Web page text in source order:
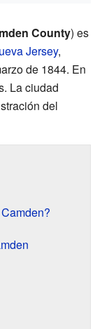
County) es
Jersey,
de 1844. En
La ciudad
del